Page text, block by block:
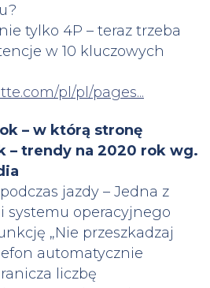
tylko 4P – teraz trzeba
w 10 kluczowych
pl/pl/pages...
– w którą stronę
– trendy na 2020 rok wg.
jazdy – Jedna z
systemu operacyjnego
„Nie przeszkadzaj
automatycznie
liczbę